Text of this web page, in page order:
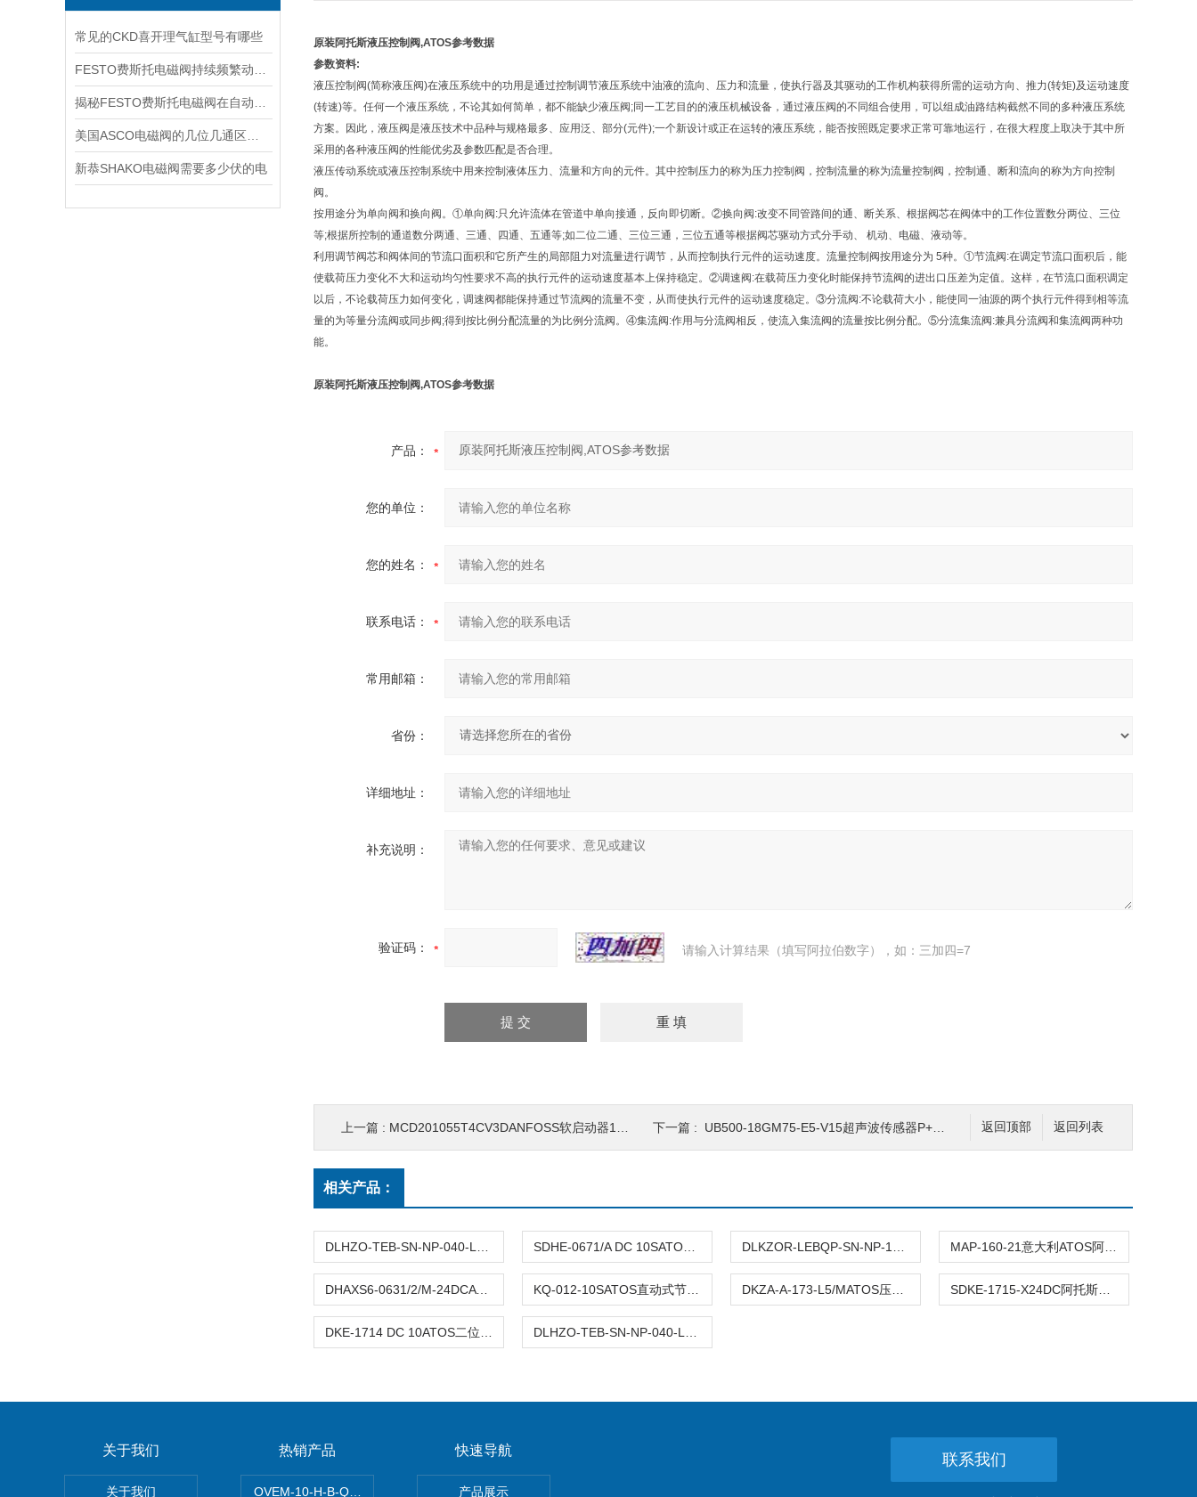
常见的CKD喜开理气缸型号有哪些
新恭SHAKO电磁阀需要多少伏的电
原装阿托斯液压控制阀,ATOS参考数据
参数资料:
液压控制阀(简称液压阀)在液压系统中的功用是通过控制调节液压系统中油液的流向、压力和流量，使执行器及其驱动的工作机构获得所需的运动方向、推力(转矩)及运动速度
(转速)等。任何一个液压系统，不论其如何简单，都不能缺少液压阀;同一工艺目的的液压机械设备，通过液压阀的不同组合使用，可以组成油路结构截然不同的多种液压系统
方案。因此，液压阀是液压技术中品种与规格最多、应用泛、部分(元件);一个新设计或正在运转的液压系统，能否按照既定要求正常可靠地运行，在很大程度上取决于其中所
采用的各种液压阀的性能优劣及参数匹配是否合理。
液压传动系统或液压控制系统中用来控制液体压力、流量和方向的元件。其中控制压力的称为压力控制阀，控制流量的称为流量控制阀，控制通、断和流向的称为方向控制
阀。
按用途分为单向阀和换向阀。①单向阀:只允许流体在管道中单向接通，反向即切断。②换向阀:改变不同管路间的通、断关系、根据阀芯在阀体中的工作位置数分两位、三位
等;根据所控制的通道数分两通、三通、四通、五通等;如二位二通、三位三通，三位五通等根据阀芯驱动方式分手动、 机动、电磁、液动等。
利用调节阀芯和阀体间的节流口面积和它所产生的局部阻力对流量进行调节，从而控制执行元件的运动速度。流量控制阀按用途分为 5种。①节流阀:在调定节流口面积后，能
使载荷压力变化不大和运动均匀性要求不高的执行元件的运动速度基本上保持稳定。②调速阀:在载荷压力变化时能保持节流阀的进出口压差为定值。这样，在节流口面积调定
以后，不论载荷压力如何变化，调速阀都能保持通过节流阀的流量不变，从而使执行元件的运动速度稳定。③分流阀:不论载荷大小，能使同一油源的两个执行元件得到相等流
量的为等量分流阀或同步阀;得到按比例分配流量的为比例分流阀。④集流阀:作用与分流阀相反，使流入集流阀的流量按比例分配。⑤分流集流阀:兼具分流阀和集流阀两种功
能。
原装阿托斯液压控制阀,ATOS参考数据
产品：
您的单位：
您的姓名：
联系电话：
常用邮箱：
省份：
详细地址：
补充说明：
验证码： 请输入计算结果（填写阿拉伯数字），如：三加四=7
返回列表
返回顶部
上一篇 : MCD201055T4CV3DANFOSS软启动器175G5172注意事项 下一篇 : UB500-18GM75-E5-V15超声波传感器P+F倍加福选购条件
相关产品：
DHAXS6-0631/2/M-24DCATOS液压比例阀结构规格参数
关于我们
关于我们
热销产品
OVEM-10-H-B-QO-CE-N-2P费斯托FESTO真空发生器安装及使用
快速导航
产品展示
联系我们